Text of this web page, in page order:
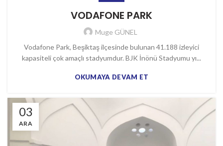
VODAFONE PARK
Muge GÜNEL
Vodafone Park, Beşiktaş ilçesinde bulunan 41.188 izleyici
kapasiteli çok amaçlı stadyumdur. BJK İnönü Stadyumu yı...
OKUMAYA DEVAM ET
03
ARA